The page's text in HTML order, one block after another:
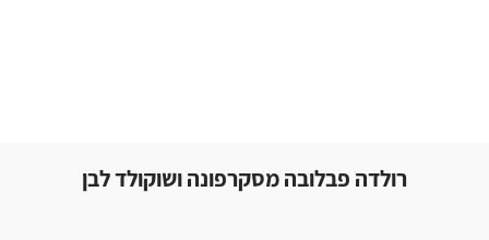
רולדה פבלובה מסקרפונה ושוקולד לבן